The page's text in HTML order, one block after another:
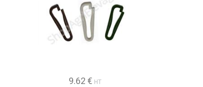
9.62 € HT